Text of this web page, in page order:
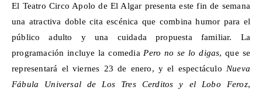
El Teatro Circo Apolo de El Algar presenta este fin de semana
una atractiva doble cita escénica que combina humor para el
público adulto y una cuidada propuesta familiar. La
programación incluye lacomedia Pero no se lo digas, que se
representará el viernes 23 de enero, y el espectáculo Nueva
Fábula Universal de Los Tres Cerditos y el Lobo Feroz,